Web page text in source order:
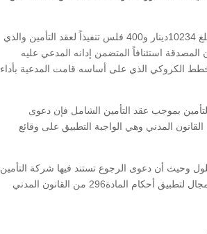
بتاريخ 16\7\2006 نتيجة لمخالفة المدعي عليه الأول لقانون السير قامت المدعية بدفع مبلغ 10234دينار و400 فلس تنفيذاً لعقد التأمين والذي
استئنافاً المتضمن إدانه المدعي عليه
الكروكي الذي على أساسه قامت المدعية بأداء
بموجب عقد التأمين الشامل فإن دعوى
المدعي عليها وفقاً لطلباتها هي دعوى حلول وفقاً لأحكام المادة 926 من القانون المدني وهي الواجبة التطبيق على وقائع
أن دعوى الرجوع تستند فيها شركة التأمين
إلى أحكام التأمين الإلزامي لمطالبة المؤمن له بذاته بما دفعته من تعويض وعليه فان لا مجال لتطبيق أحكام المادة296 من القانون المدني